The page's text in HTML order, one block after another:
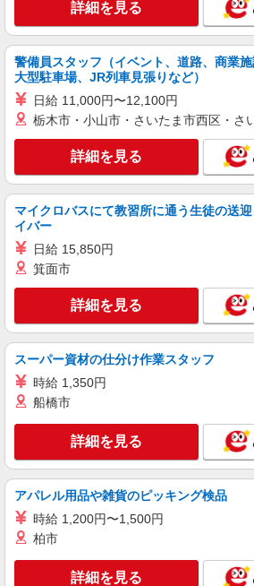
ライフ武蔵小山店（店舗コード836）
夜間店舗運営補助
時給1,350円以上
ライフ武蔵小山店 東
キープ
アルバイト
ライフドラッグプラス品川御殿山店（店舗コ
ライフドラッグプラ
川区北品川5-4-1
キープ
パート
ライフ大崎百反通店（店舗コード864）
時給1,235円以上
ライフ大崎百反通店
キープ
アルバイト
夜間店舗運営補助
詳細を見る
警備員スタッフ（イベント、道路、商業施
大型駐車場、JR列車見張りなど）
日給 11,000円〜12,100円
栃木市・小山市・さいたま市西区・さ
詳細を見る
マイクロバスにて教習所に通う生徒の送
イバー
日給 15,850円
箕面市
詳細を見る
スーパー資材の仕分け作業スタッフ
時給 1,350円
船橋市
詳細を見る
アパレル用品や雑貨のピッキング検品
時給 1,200円〜1,500円
柏市
詳細を見る